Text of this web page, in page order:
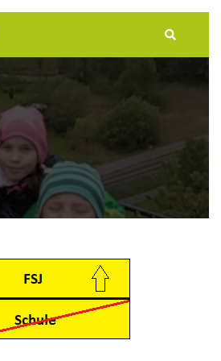
Suche